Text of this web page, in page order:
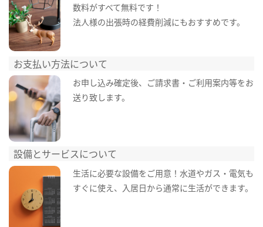
数料がすべて無料です！
法人様の出張時の経費削減にもおすすめです。
お支払い方法について
お申し込み確定後、ご請求書・ご利用案内等をお
送り致します。
設備とサービスについて
生活に必要な設備をご用意！水道やガス・電気も
すぐに使え、入居日から通常に生活ができます。